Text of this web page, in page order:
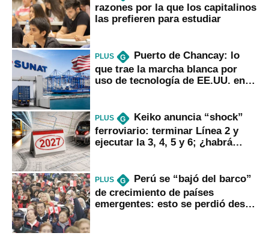
razones por la que los capitalinos
las prefieren para estudiar
PLUS G
Puerto de Chancay: lo
que trae la marcha blanca por
uso de tecnología de EE.UU. en
PLUS G
Keiko anuncia “shock”
ferroviario: terminar Línea 2 y
ejecutar la 3, 4, 5 y 6; ¿habrá
PLUS G
Perú se “bajó del barco”
de crecimiento de países
emergentes: esto se perdió desde